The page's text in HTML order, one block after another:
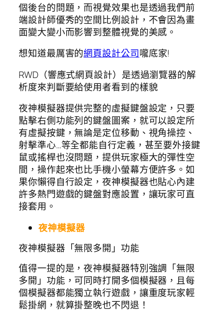
個後台的問題，而視覺效果也是透過我們前
端設計師優秀的空間比例設計，不會因為畫
面變大變小而影響到整體視覺的美感。
想知道最厲害的網頁設計公司嚨底家!
RWD（響應式網頁設計）是透過瀏覽器的解
析度來判斷要給使用者看到的樣貌
夜神模擬器提供完整的虛擬鍵盤設定，只要
點擊右側功能列的鍵盤圖案，就可以設定所
有虛擬按鍵，無論是定位移動、視角操控、
射擊準心…等全都能自行定義，甚至要外接鍵
鼠或搖桿也沒問題，提供玩家極大的彈性空
間，操作起來也比手機小螢幕方便許多。如
果你懶得自行設定，夜神模擬器也貼心內建
許多熱門遊戲的鍵盤對應設置，讓玩家可直
接套用。
夜神模擬器
夜神模擬器「無限多開」功能
值得一提的是，夜神模擬器特別強調「無限
多開」功能，可同時打開多個模擬器，且每
個模擬器都能獨立執行遊戲，讓重度玩家輕
鬆掛網，就算掛整晚也不閃退！